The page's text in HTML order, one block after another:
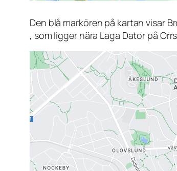
Den blå markören på kartan visar
, som ligger nära Laga Dator på